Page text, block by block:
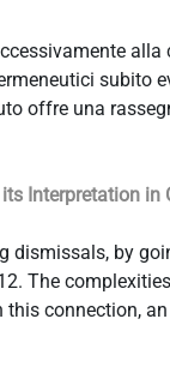
subito
offre una
Interpretation in
by
The
connection,